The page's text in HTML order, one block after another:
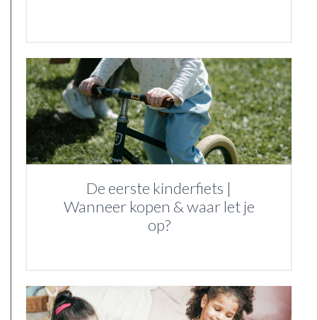
De eerste kinderfiets |
Wanneer kopen & waar let je
op?